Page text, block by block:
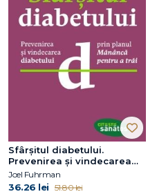
Sfârşitul diabetului.
Prevenirea şi vindecarea
diabetului prin planul
Joel Fuhrman
36.26 lei 51.80 lei